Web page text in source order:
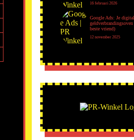
16 februari 2026
Google Ads: Je
beste vriend)
12 november 2025